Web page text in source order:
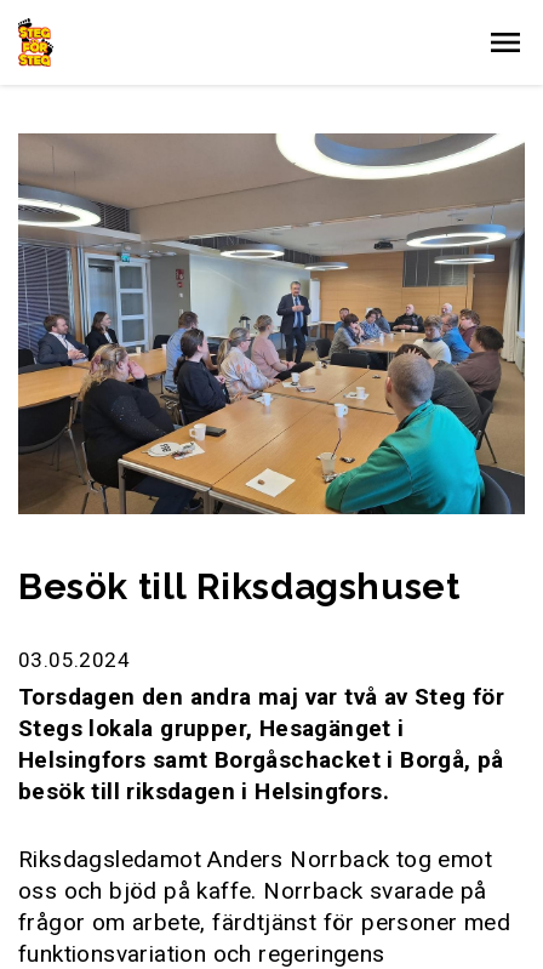
Gå till innehållet
Besök till Riksdagshuset
03.05.2024
Torsdagen den andra maj var två av Steg för
Stegs lokala grupper, Hesagänget i
Helsingfors samt Borgåschacket i Borgå, på
besök till riksdagen i Helsingfors.
Riksdagsledamot Anders Norrback tog emot
oss och bjöd på kaffe. Norrback svarade på
frågor om arbete, färdtjänst för personer med
funktionsvariation och regeringens